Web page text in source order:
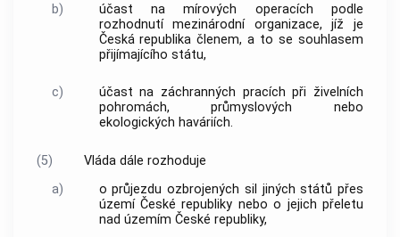
b)
účast na mírových operacích podle
rozhodnutí mezinárodní organizace, jíž je
Česká republika členem, a to se souhlasem
přijímajícího státu,
c)
účast na záchranných pracích při živelních
pohromách, průmyslových nebo
ekologických haváriích.
(5) Vládadále rozhoduje
a)
o průjezdu ozbrojených sil jiných států přes
území České republiky nebo o jejich přeletu
nad územím České republiky,